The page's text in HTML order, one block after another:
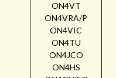
ON4VT
ON4VRA/P
ON4VIC
ON4TU
ON4JCO
ON4HS